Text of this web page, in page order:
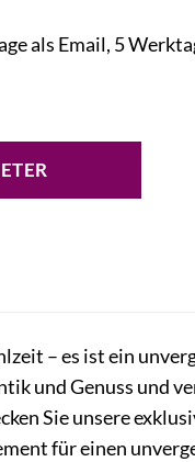
als Email, 5
– es ist ein
und Genuss und
Sie unsere
für einen